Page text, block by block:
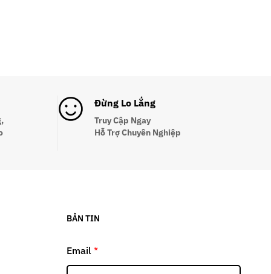
Đừng Lo Lắng
Truy Cập Ngay
Hỗ Trợ Chuyên Nghiệp
BẢN TIN
Email *